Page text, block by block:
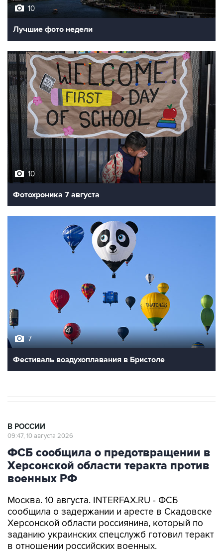
10
Лучшие фото недели
10
Фотохроника 7 августа
7
Фестиваль воздухоплавания в Бристоле
В РОССИИ
09:47, 10 августа 2026
ФСБ сообщила о предотвращении в
Херсонской области теракта против
военных РФ
Москва. 10 августа. INTERFAX.RU - ФСБ
сообщила о задержании и аресте в Скадовске
Херсонской области россиянина, который по
заданию украинских спецслужб готовил теракт
в отношении российских военных.